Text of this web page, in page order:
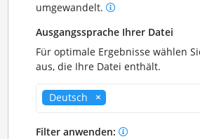
umgewandelt.
Ausgangssprache Ihrer Datei
Für optimale Ergebnisse wählen
aus, die Ihre Datei enthält.
Deutsch
Filter anwenden: